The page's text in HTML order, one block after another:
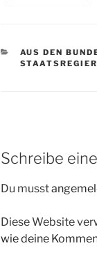
KATEGORIEN
AUS DEN
Schreibe
Du musst
Diese Website
wie deine